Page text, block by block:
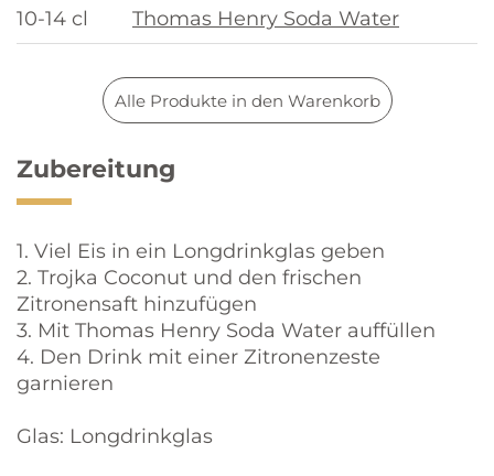
10-14 cl Thomas Henry Soda Water
Alle Produkte in den Warenkorb
Zubereitung
1. Viel Eis in ein Longdrinkglas geben
2. Trojka Coconut und den frischen
Zitronensaft hinzufügen
3. Mit Thomas Henry Soda Water auffüllen
4. Den Drink mit einer Zitronenzeste
garnieren
Glas: Longdrinkglas